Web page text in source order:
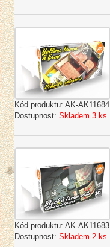
Kód produktu: AK-AK11684
Dostupnost: Skladem 3 ks
Kód produktu: AK-AK11683
Dostupnost: Skladem 2 ks